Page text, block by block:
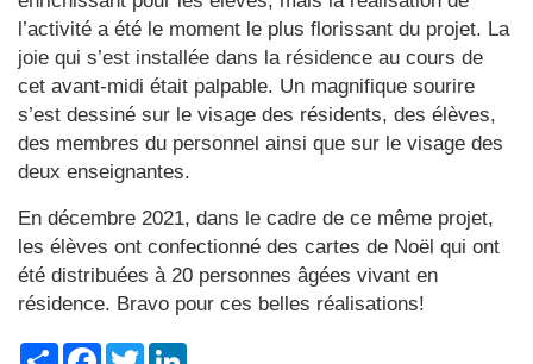
l’activité a été le moment le plus florissant du projet. La
joie qui s’est installée dans la résidence au cours de
cet avant-midi était palpable. Un magnifique sourire
s’est dessiné sur le visage des résidents, des élèves,
des membres du personnel ainsi que sur le visage des
deux enseignantes.
En décembre 2021, dans le cadre de ce même projet,
les élèves ont confectionné des cartes de Noël qui ont
été distribuées à 20 personnes âgées vivant en
résidence. Bravo pour ces belles réalisations!
ShareFacebook
Twitter